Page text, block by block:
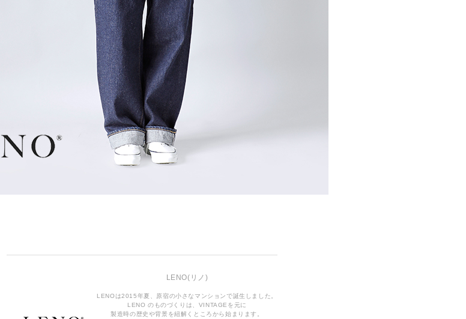
LENO(リノ)
LENOは2015年夏、原宿の小さなマンションで誕生しました。
LENO のものづくりは、VINTAGEを元に
製造時の歴史や背景を紐解くところから始まります。